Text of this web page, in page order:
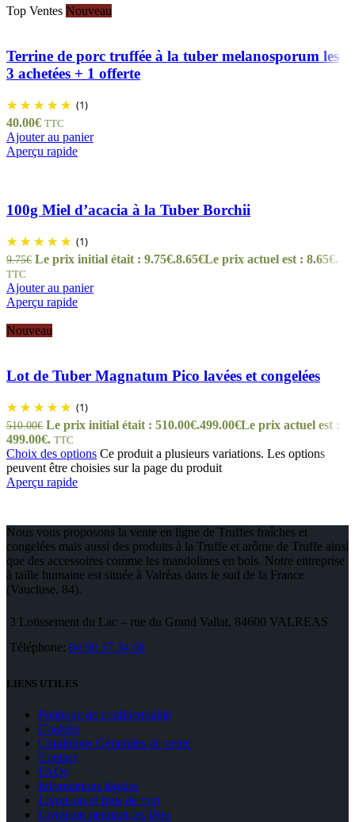
Top Ventes Nouveau
Terrine de porc truffée à la tuber melanosporum les
3 achetées + 1 offerte
(1)
40.00€ TTC
Ajouter au panier
Aperçu rapide
100g Miel d’acacia à la Tuber Borchii
(1)
9.75€ Le prix initial était : 9.75€.8.65€Le prix actuel est : 8.65€.
TTC
Ajouter au panier
Aperçu rapide
Nouveau
Lot de Tuber Magnatum Pico lavées et congelées
(1)
510.00€ Le prix initial était : 510.00€.499.00€Le prix actuel est :
499.00€. TTC
Choix des options Ce produit a plusieurs variations. Les options
peuvent être choisies sur la page du produit
Aperçu rapide
Nous vous proposons la vente en ligne de Truffes fraîches et
congelées mais aussi des produits à la Truffe et arôme de Truffe ainsi
que des accessoires comme les mandolines en bois. Notre entreprise
à taille humaine est située à Valréas dans le sud de la France
(Vaucluse, 84).
3 Lotissement du Lac – rue du Grand Vallat, 84600 VALREAS
Téléphone: 04 90 37 34 08
LIENS UTILES
Politique de confidentialité
Cookies
Conditions Générales de vente
Contact
FAQs
Informations légales
Livraison et frais de port
Livraison pendant les fêtes